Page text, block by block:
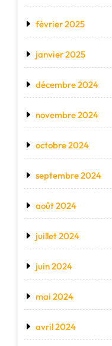
février 2025
janvier 2025
décembre 2024
novembre 2024
octobre 2024
septembre 2024
août 2024
juillet 2024
juin 2024
mai 2024
avril 2024